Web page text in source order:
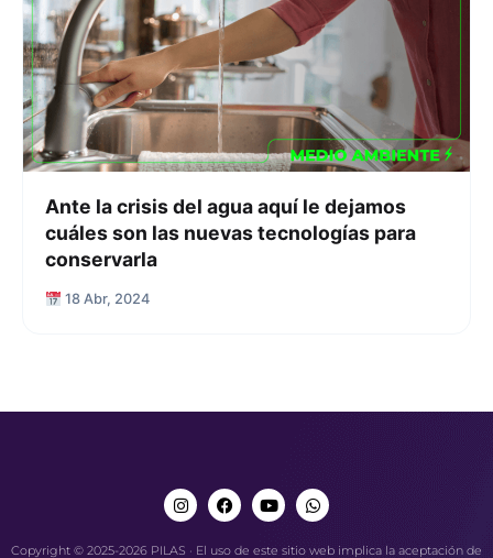
Ante la crisis del agua aquí le dejamos
cuáles son las nuevas tecnologías para
conservarla
18 Abr, 2024
Copyright © 2025-2026 PILAS · El uso de este sitio web implica la aceptación de